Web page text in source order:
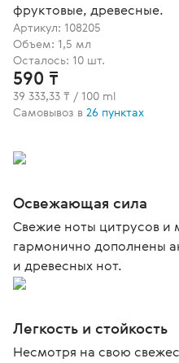
фруктовые, древесные.
Артикул: 108205
Объем: 1,5 мл
Осталось: 10 шт.
590 ₸
39 333,33 ₸ / 100 ml
Самовывоз в 26 пунктах
Освежающая сила
Свежие ноты цитрусов и
гармонично дополнены
и древесных нот.
Легкость и стойкость
Несмотря на свою